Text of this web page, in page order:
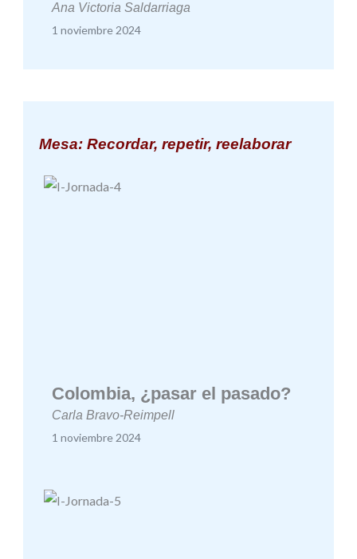
Ana Victoria Saldarriaga
1 noviembre 2024
Mesa: Recordar, repetir, reelaborar
Colombia, ¿pasar el pasado?
Carla Bravo-Reimpell
1 noviembre 2024